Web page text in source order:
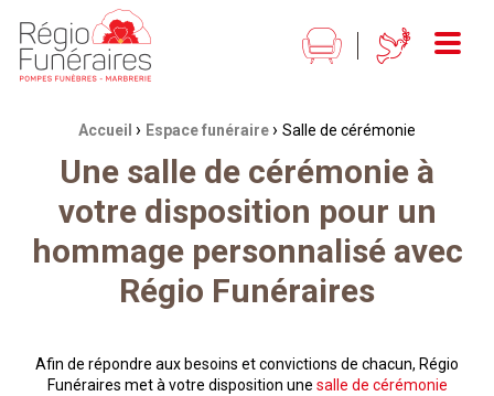
Régio Funéraires Pompes funèbres - marbrerie
Menu
Fil d'Ariane :
Accueil › Espace funéraire › Salle de cérémonie
Une salle de cérémonie à
votre disposition pour un
hommage personnalisé avec
Régio Funéraires
Afin de répondre aux besoins et convictions de chacun, Régio
Funéraires met à votre disposition une salle de cérémonie